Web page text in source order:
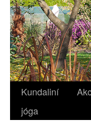
Kundaliní
jóga